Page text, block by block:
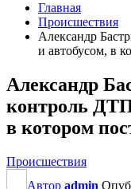
Главная
Происшествия
Александр
и автобусом, в
Александр
контроль
в котором
Происшествия
Автор admin